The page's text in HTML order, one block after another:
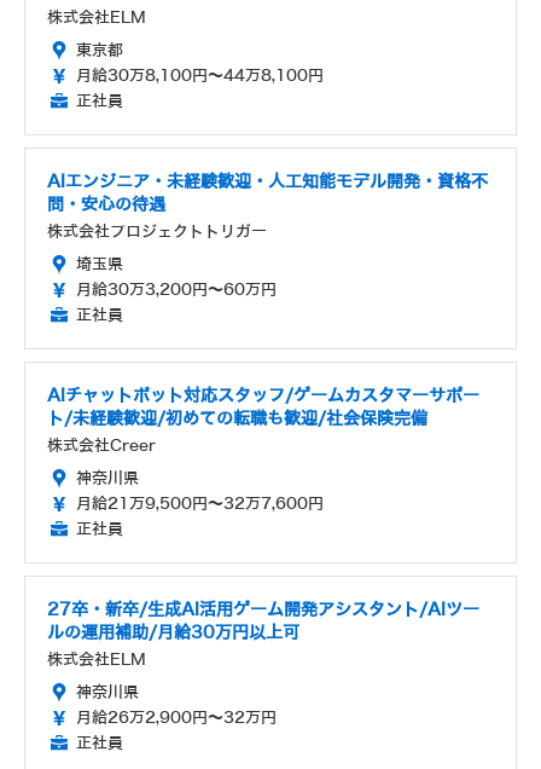
株式会社ELM
東京都
月給30万8,100円～44万8,100円
正社員
AIエンジニア・未経験歓迎・人工知能モデル開発・資格不
問・安心の待遇
株式会社プロジェクトトリガー
埼玉県
月給30万3,200円～60万円
正社員
AIチャットボット対応スタッフ/ゲームカスタマーサポー
ト/未経験歓迎/初めての転職も歓迎/社会保険完備
株式会社Creer
神奈川県
月給21万9,500円～32万7,600円
正社員
27卒・新卒/生成AI活用ゲーム開発アシスタント/AIツー
ルの運用補助/月給30万円以上可
株式会社ELM
神奈川県
月給26万2,900円～32万円
正社員